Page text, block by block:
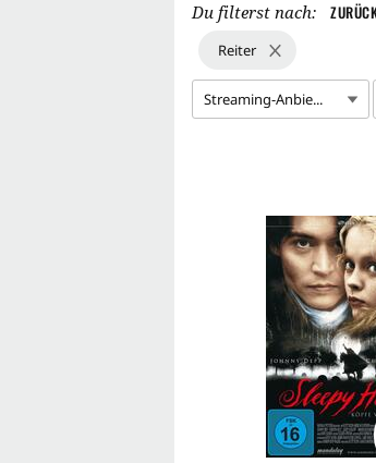
Du filterst nach:
Reiter
Streaming-Anbie...